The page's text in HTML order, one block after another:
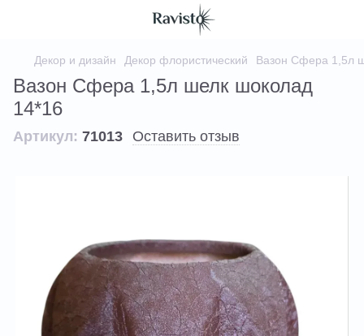
Декор и дизайн Декор флористический Вазон Сфера 1,5л
Вазон Сфера 1,5л шелк шоколад
14*16
Артикул: 71013 Оставить отзыв